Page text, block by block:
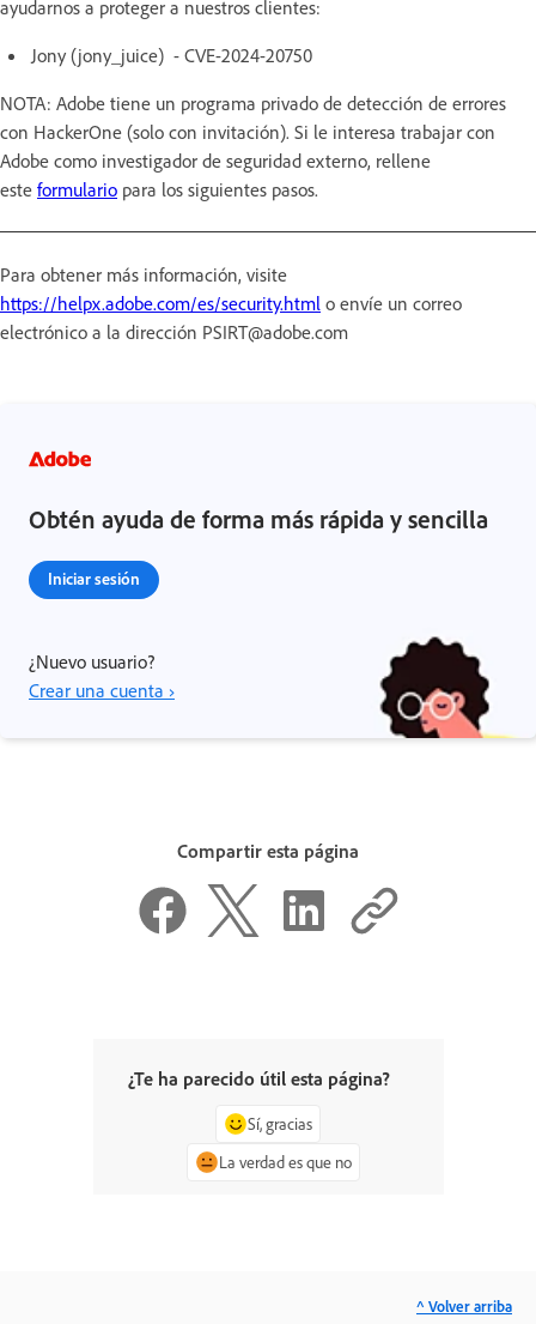
ayudarnos a proteger a nuestros clientes:
Jony (jony_juice) - CVE-2024-20750
NOTA: Adobe tiene un programa privado de detección de errores
con HackerOne (solo con invitación). Si le interesa trabajar con
Adobe como investigador de seguridad externo, rellene
este formulario para los siguientes pasos.
Para obtener más información, visite
https://helpx.adobe.com/es/security.html o envíe un correo
electrónico a la dirección PSIRT@adobe.com
Obtén ayuda de forma más rápida y sencilla
Iniciar sesión
¿Nuevo usuario?
Crear una cuenta ›
Compartir esta página
¿Te ha parecido útil esta página?
Sí, gracias
La verdad es que no
^ Volver arriba